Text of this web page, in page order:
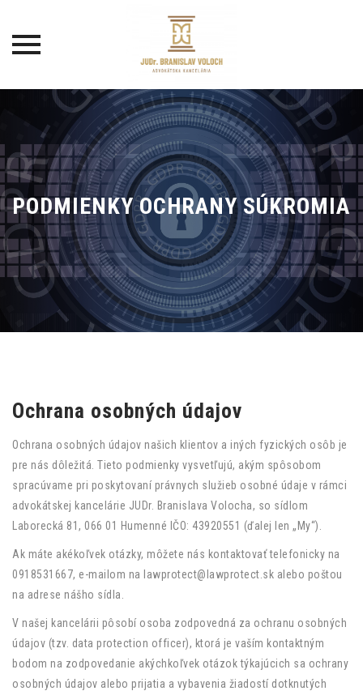
content
PODMIENKY OCHRANY SÚKROMIA
Ochrana osobných údajov
Ochrana osobných údajov našich klientov a iných fyzických osôb je
pre nás dôležitá. Tieto podmienky vysvetľujú, akým spôsobom
spracúvame pri poskytovaní právnych služieb osobné údaje v rámci
advokátskej kancelárie JUDr. Branislava Volocha, so sídlom
Laborecká 81, 066 01 Humenné IČO: 43920551 (ďalej len „My“).
Ak máte akékoľvek otázky, môžete nás kontaktovať telefonicky na
0918531667, e-mailom na lawprotect@lawprotect.sk alebo poštou
na adrese nášho sídla.
V našej kancelárii pôsobí osoba zodpovedná za ochranu osobných
údajov (tzv. data protection officer), ktorá je vaším kontaktným
bodom na zodpovedanie akýchkoľvek otázok týkajúcich sa ochrany
osobných údajov alebo prijatia a vybavenia žiadostí dotknutých